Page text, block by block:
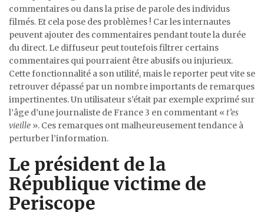
commentaires ou dans la prise de parole des individus
filmés. Et cela pose des problèmes ! Car les internautes
peuvent ajouter des commentaires pendant toute la durée
du direct. Le diffuseur peut toutefois filtrer certains
commentaires qui pourraient être abusifs ou injurieux.
Cette fonctionnalité a son utilité, mais le reporter peut vite se
retrouver dépassé par un nombre importants de remarques
impertinentes. Un utilisateur s’était par exemple exprimé sur
l’âge d’une journaliste de France 3 en commentant «t’es
vieille ». Ces remarques ont malheureusement tendance à
perturber l’information.
Le président de la
République victime de
Periscope